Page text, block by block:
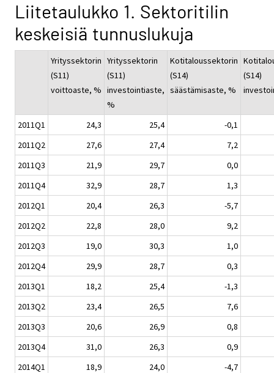
Liitetaulukko 1. Sektoritilin
keskeisiä tunnuslukuja
Yrityssektorin
(S11)
voittoaste, %
Yrityssektorin
(S11)
investointiaste,
%
Kotitaloussektorin
(S14)
säästämisaste, %
(S14)
2011Q1 24,3 25,4
-0,1
2011Q2
27,6 27,4
7,2
2011Q3
21,9 29,7
0,0
2011Q4
32,9 28,7
1,3
2012Q1
20,4 26,3
-5,7
2012Q2
22,8 28,0
9,2
2012Q3
19,0 30,3
1,0
2012Q4
29,9 28,7
0,3
2013Q1
18,2 25,4
-1,3
2013Q2
23,4 26,5
7,6
2013Q3
20,6 26,9
0,8
2013Q4
31,0 26,3
0,9
2014Q1
18,9 24,0
-4,7